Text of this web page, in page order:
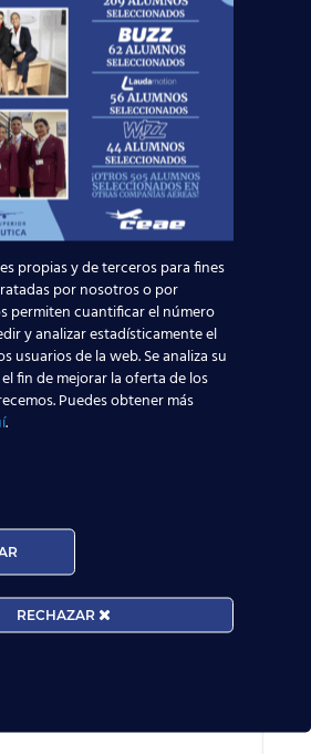
global 2025: las rutas más
con más pasajeros
los 6 millones de
significa para quienes
Curso TCP en Madrid
2026
propias y de terceros para fines
por nosotros o por
permiten cuantificar el número
y analizar estadísticamente el
usuarios de la web. Se analiza su
fin de mejorar la oferta de los
Puedes obtener más
.
RECHAZAR